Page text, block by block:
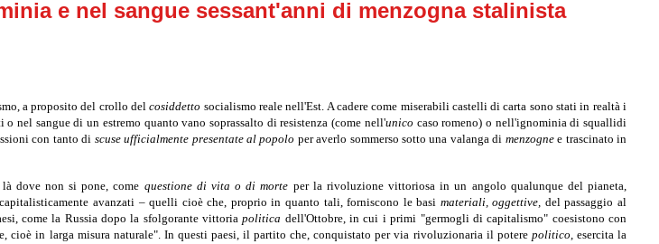
e nel sangue sessant'anni di menzogna stalinista
a proposito del crollo delcosiddetto socialismo reale nell'Est. A cadere come miserabili castelli di carta sono stati in realtà i
o nel sangue di un estremo quanto vano soprassalto di resistenza (come nell'unico caso romeno) o nell'ignominia di squallidi
con tanto di scuse ufficialmente presentate al popolo per averlo sommerso sotto una valanga di menzognee trascinato in
dove non si pone, come questione di vita o di morte per la rivoluzione vittoriosa in un angolo qualunque del pianeta,
avanzati – quelli cioè che, proprio in quanto tali, forniscono le basi materiali, oggettive, del passaggio al
come la Russia dopo la sfolgorante vittoriapolitica dell'Ottobre, in cui i primi "germogli di capitalismo" coesistono con
in larga misura naturale". In questi paesi, il partito che, conquistato per via rivoluzionaria il potere politico, esercita la